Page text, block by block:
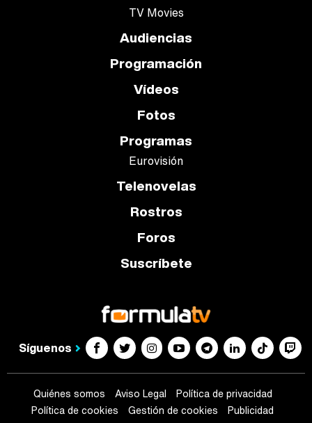
TV Movies
Audiencias
Programación
Vídeos
Fotos
Programas
Eurovisión
Telenovelas
Rostros
Foros
Suscríbete
Síguenos
Quiénes somos Aviso Legal
Política de privacidad
Política de cookies
Gestión de cookies
Publicidad